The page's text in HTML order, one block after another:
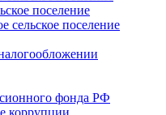
поселение
сельское поселение
фонда РФ
коррупции